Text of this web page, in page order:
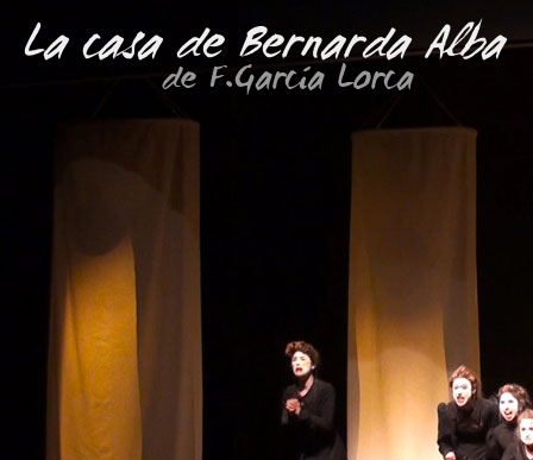
La casa de Bernarda Alba
de F.García Lorca